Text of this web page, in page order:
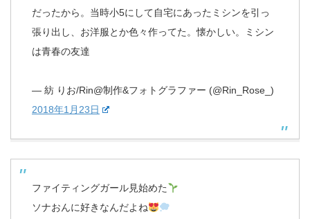
だったから。当時小5にして自宅にあったミシンを引っ
張り出し、お洋服とか色々作ってた。懐かしい。ミシン
は青春の友達
— 紡 りお/Rin@制作&フォトグラファー (@Rin_Rose_)
2018年1月23日
ファイティングガール見始めた
ソナおんに好きなんだよね